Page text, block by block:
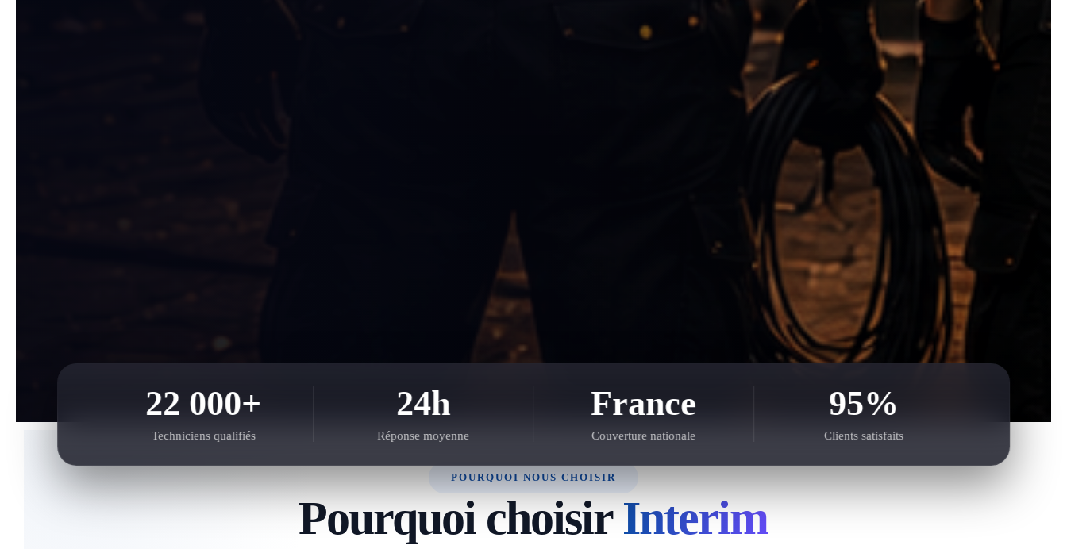
22 000+
Techniciens qualifiés
24h
Réponse moyenne
France
Couverture nationale
95%
Clients satisfaits
POURQUOI NOUS CHOISIR
Pourquoi choisirInterim